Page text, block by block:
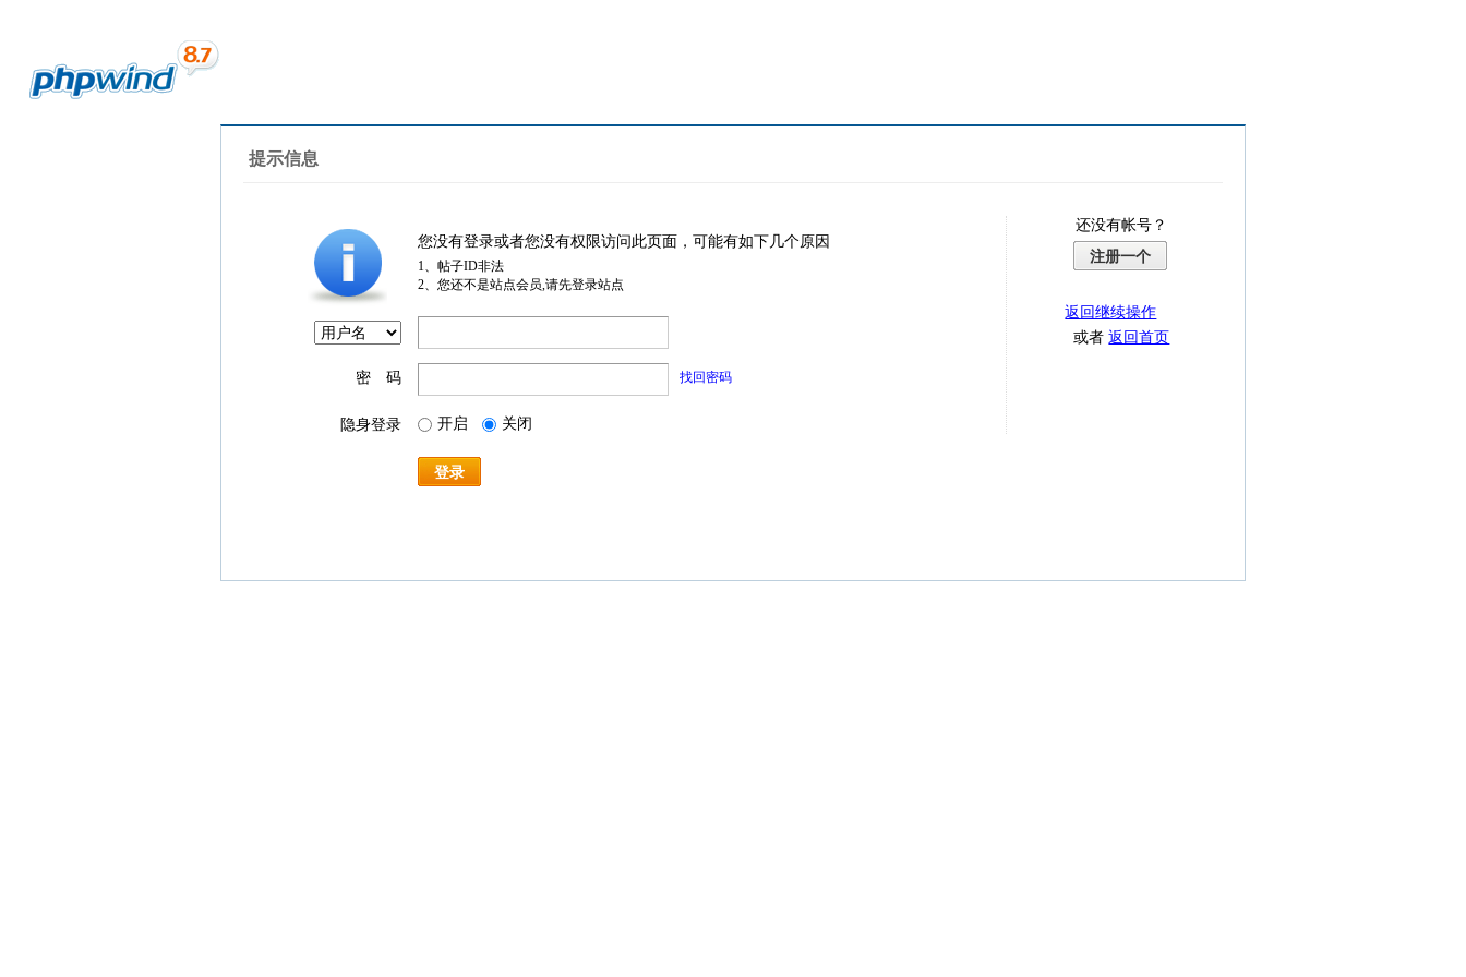
提示信息
您没有登录或者您没有权限访问此页面，可能有如下几个原因
1、帖子ID非法
2、您还不是站点会员,请先登录站点
密 码 找回密码
隐身登录 开启 关闭
登录
还没有帐号？
注册一个
返回继续操作
或者返回首页